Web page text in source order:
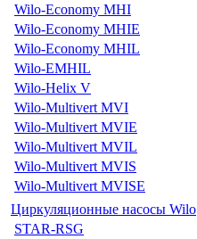
Wilo-Economy MHI
Wilo-Economy MHIE
Wilo-Economy MHIL
Wilo-EMHIL
Wilo-Helix V
Wilo-Multivert MVI
Wilo-Multivert MVIE
Wilo-Multivert MVIL
Wilo-Multivert MVIS
Wilo-Multivert MVISE
Циркуляционные насосы Wilo
STAR-RSG